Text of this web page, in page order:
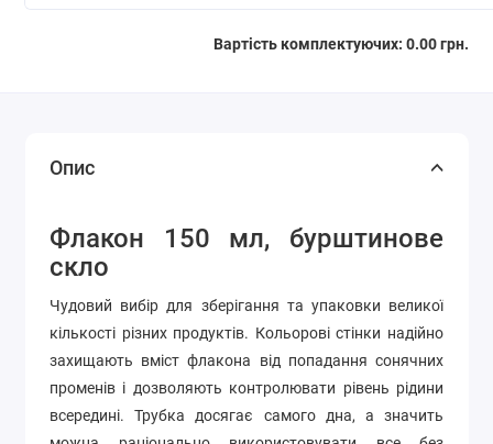
Вартість комплектуючих: 0.00 грн.
Опис
Флакон 150 мл, бурштинове
скло
Чудовий вибір для зберігання та упаковки великої
кількості різних продуктів. Кольорові стінки надійно
захищають вміст флакона від попадання сонячних
променів і дозволяють контролювати рівень рідини
всередині. Трубка досягає самого дна, а значить